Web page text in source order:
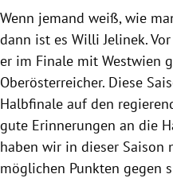
Untermenü
Untermenü
Wenn jemand weiß, wie
dann ist es Willi Jelinek.
er im Finale mit Westwien
Oberösterreicher. Diese
Halbfinale auf den
gute Erinnerungen an die
haben wir in dieser Saison
möglichen Punkten gegen